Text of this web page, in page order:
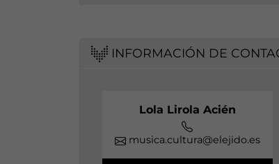
INFORMACIÓN DE
Lola Lirola Acién
musica.cultura@elejido.es